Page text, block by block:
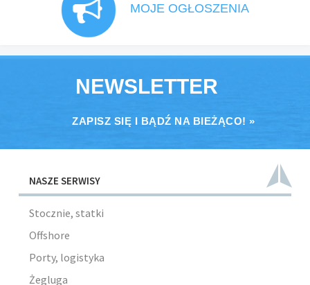
MOJE OGŁOSZENIA
NEWSLETTER
ZAPISZ SIĘ I BĄDŹ NA BIEŻĄCO! »
NASZE SERWISY
Stocznie, statki
Offshore
Porty, logistyka
Żegluga